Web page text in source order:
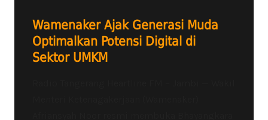
Wamenaker Ajak Generasi Muda
Optimalkan Potensi Digital di
Sektor UMKM